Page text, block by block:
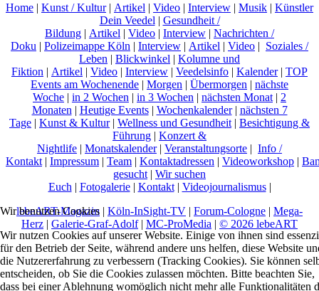
Home | Kunst / Kultur| Artikel | Video | Interview | Musik | Künstler
Dein Veedel | Gesundheit /
Bildung | Artikel | Video | Interview | Nachrichten /
Doku | Polizeimappe Köln | Interview | Artikel | Video | Soziales /
Leben | Blickwinkel | Kolumne und
Fiktion | Artikel | Video | Interview | Veedelsinfo | Kalender| TOP
Events am Wochenende | Morgen | Übermorgen | nächste
Woche | in 2 Wochen | in 3 Wochen | nächsten Monat | 2
Monaten | Heutige Events| Wochenkalender| nächsten 7
Tage | Kunst & Kultur| Wellness und Gesundheit | Besichtigung &
Führung | Konzert &
Nightlife | Monatskalender| Veranstaltungsorte | Info /
Kontakt | Impressum | Team | Kontaktadressen | Videoworkshop |
gesucht | Wir suchen
Euch | Fotogalerie| Kontakt| Videojournalismus|
lebeART-Magazin | Köln-InSight-TV | Forum-Cologne | Mega-
Herz | Galerie-Graf-Adolf| MC-ProMedia | © 2026 lebeART
Wir benutzen Cookies
Wir nutzen Cookies auf unserer Website. Einige von ihnen sind
für den Betrieb der Seite, während andere uns helfen, diese Website
die Nutzererfahrung zu verbessern (Tracking Cookies). Sie können
entscheiden, ob Sie die Cookies zulassen möchten. Bitte beachten Sie,
dass bei einer Ablehnung womöglich nicht mehr alle Funktionalitäten